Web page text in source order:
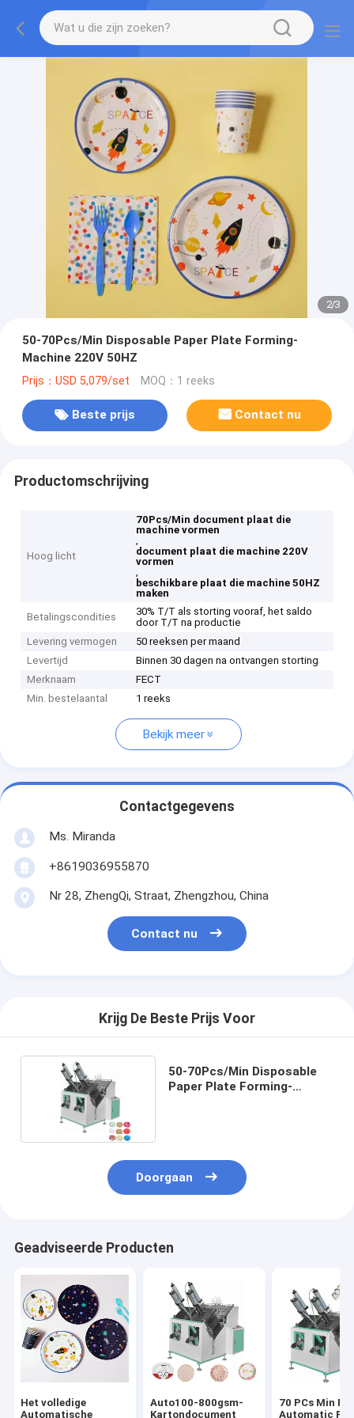
2/3
50-70Pcs/Min Disposable Paper Plate Forming-
Machine 220V 50HZ
Prijs：USD 5,079/set MOQ：1 reeks
Beste prijs Contact nu
Productomschrijving
Hoog licht
70Pcs/Min document plaat die
machine vormen
,
document plaat die machine 220V
vormen
,
beschikbare plaat die machine 50HZ
maken
Betalingscondities
30% T/T als storting vooraf, het saldo
door T/T na productie
Levering vermogen
50 reeksen per maand
Levertijd
Binnen 30 dagen na ontvangen storting
Merknaam
FECT
Min. bestelaantal
1 reeks
Bekijk meer
Contactgegevens
Ms. Miranda
+8619036955870
Nr 28, ZhengQi, Straat, Zhengzhou, China
Contact nu
Krijg De Beste Prijs Voor
50-70Pcs/Min Disposable
Paper Plate Forming-
Doorgaan
Geadviseerde Producten
Het volledige
Automatische
Auto100-800gsm-
Kartondocument
70 PCs Min
Automatic